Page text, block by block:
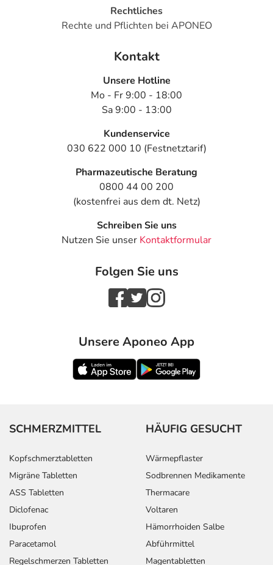
Rechtliches
Rechte und Pflichten bei APONEO
Kontakt
Unsere Hotline
Mo - Fr 9:00 - 18:00
Sa 9:00 - 13:00
Kundenservice
030 622 000 10 (Festnetztarif)
Pharmazeutische Beratung
0800 44 00 200
(kostenfrei aus dem dt. Netz)
Schreiben Sie uns
Nutzen Sie unser Kontaktformular
Folgen Sie uns
Unsere Aponeo App
SCHMERZMITTEL
Kopfschmerztabletten
Migräne Tabletten
ASS Tabletten
Diclofenac
Ibuprofen
Paracetamol
Regelschmerzen Tabletten
HÄUFIG GESUCHT
Wärmepflaster
Sodbrennen Medikamente
Thermacare
Voltaren
Hämorrhoiden Salbe
Abführmittel
Magentabletten